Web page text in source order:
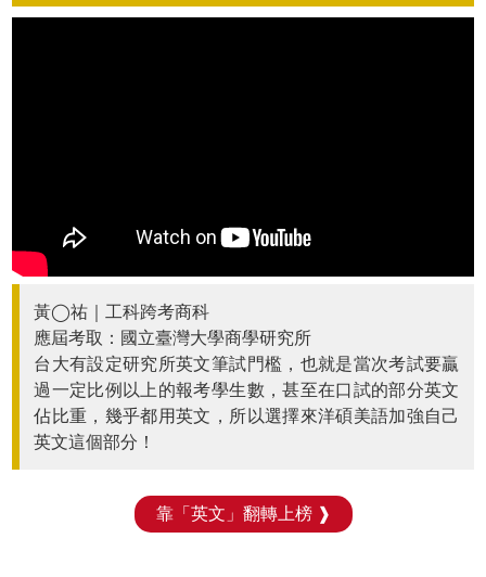
黃◯祐｜工科跨考商科
應屆考取：國立臺灣大學商學研究所
台大有設定研究所英文筆試門檻，也就是當次考試要贏
過一定比例以上的報考學生數，甚至在口試的部分英文
佔比重，幾乎都用英文，所以選擇來洋碩美語加強自己
英文這個部分！
靠「英文」翻轉上榜 ❱